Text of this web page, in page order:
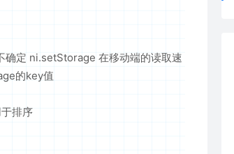
定 ni.setStorage 在移动端的读取速
的key值
排序